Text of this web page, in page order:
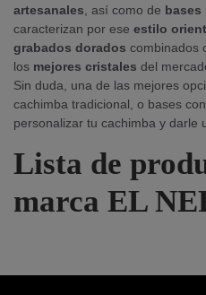
Lista de
marca EL
artesanales , así como de bases
caracterizan por ese estilo
grabados dorados combinados
los mejores cristales del
Sin duda, una de las mejores
cachimba tradicional, o bases
personalizar tu cachimba y darle